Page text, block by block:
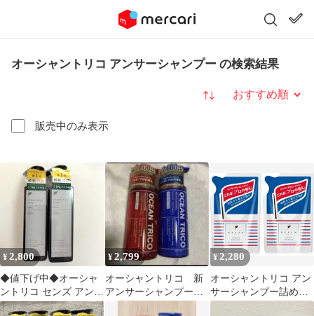
オーシャントリコ アンサーシャンプー の検索結果
販売中のみ表示
並び替え
¥2,800
◆値下げ中◆オーシャ
ントリコ センズ アンサ
ー シャンプー◇新品・
¥2,799
オーシャントリコ 新
アンサーシャンプー&
¥2,280
オーシャントリコ アン
サーシャンプー詰め替
え（2個セット）各